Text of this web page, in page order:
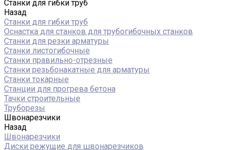
Станки для гибки труб
Назад
Станки для гибки труб
Оснастка для станков для трубогибочных станков
Станки для резки арматуры
Станки листогибочные
Станки правильно-отрезные
Станки резьбонакатные для арматуры
Станки токарные
Станции для прогрева бетона
Тачки строительные
Труборезы
Швонарезчики
Назад
Швонарезчики
Диски режущие для швонарезчиков